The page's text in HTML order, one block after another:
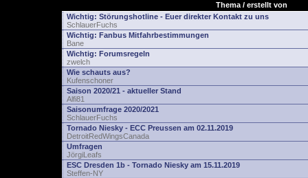
Thema / erstellt von
Wichtig: Störungshotline - Euer direkter Kontakt zu uns
SchlauerFuchs
Wichtig: Fanbus Mitfahrbestimmungen
Bane
Wichtig: Forumsregeln
zwelch
Wie schauts aus?
Kufenschoner
Saison 2020/21 - aktueller Stand
Alfi81
Saisonumfrage 2020/2021
SchlauerFuchs
Tornado Niesky - ECC Preussen am 02.11.2019
DetroitRedWingsCanada
Umfragen
JörgiLeafs
ESC Dresden 1b - Tornado Niesky am 15.11.2019
Steffen-NY